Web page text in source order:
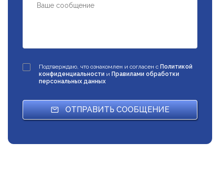
Подтверждаю, что ознакомлен и согласен с Политикой
конфиденциальности и Правилами обработки
персональных данных
ОТПРАВИТЬ СООБЩЕНИЕ